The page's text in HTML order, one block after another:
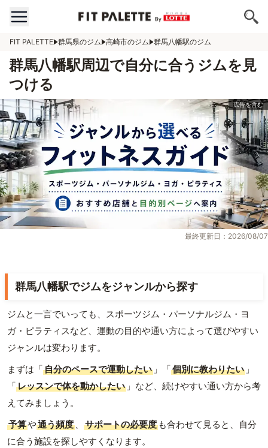
FIT PALETTE 群馬県のジム 高崎市のジム 群馬八幡駅のジム
群馬八幡駅周辺で自分に合うジムを見
つける
最終更新日：2026/08/07
群馬八幡駅でジムをジャンルから探す
ジムと一言でいっても、スポーツジム・パーソナルジム・ヨ
ガ・ピラティスなど、運動の目的や通い方によって選びやすい
ジャンルは変わります。
まずは「自分のペースで運動したい 」「個別に教わりたい 」
「レッスンで体を動かしたい 」など、続けやすい通い方から考
えてみましょう。
予算や通う頻度 、 サポートの必要度 も合わせて見ると、自分
に合う施設を探しやすくなります。